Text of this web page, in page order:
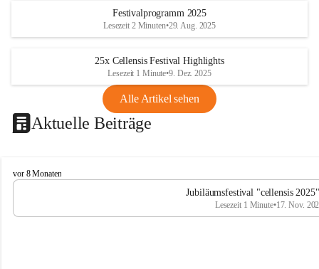
Festivalprogramm 2025
Lesezeit 2 Minuten•29. Aug. 2025
25x Cellensis Festival Highlights
Lesezeit 1 Minute•9. Dez. 2025
Alle Artikel sehen
Aktuelle Beiträge
C
e
l
vor 8 Monaten
Jubiläumsfestival "cellensis
Lesezeit 1 Minute•17. Nov.